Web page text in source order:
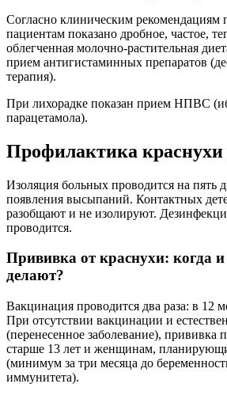
Согласно клиническим рекомендациям
пациентам показано дробное, частое,
облегченная молочно-растительная
прием антигистаминных препаратов
терапия).
При лихорадке показан прием НПВС
парацетамола).
Профилактика краснухи
Изоляция больных проводится на пять
появления высыпаний. Контактных
разобщают и не изолируют.
проводится.
Прививка от краснухи: когда и
делают?
Вакцинация проводится два раза: в 12
При отсутствии вакцинации и
(перенесенное заболевание), прививка
старше 13 лет и женщинам,
(минимум за три месяца до
иммунитета).